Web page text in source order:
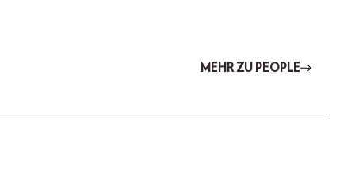
MEHR ZU PEOPLE